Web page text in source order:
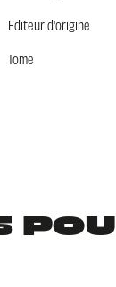
Editeur d'origine
Tome